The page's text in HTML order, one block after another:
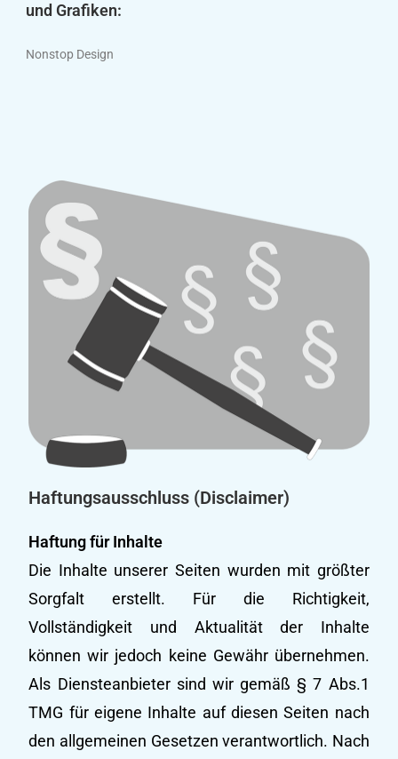
und Grafiken:
Nonstop Design
Haftungsausschluss (Disclaimer)
Haftung für Inhalte
Die Inhalte unserer Seiten wurden mit größter
Sorgfalt erstellt. Für die Richtigkeit,
Vollständigkeit und Aktualität der Inhalte
können wir jedoch keine Gewähr übernehmen.
Als Diensteanbieter sind wir gemäß § 7 Abs.1
TMG für eigene Inhalte auf diesen Seiten nach
den allgemeinen Gesetzen verantwortlich. Nach